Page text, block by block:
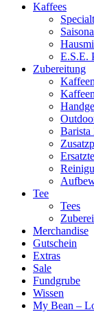
Kaffees
E.S.E.
Zubereitung
Barista
Tee
Tees
Merchandise
Gutschein
Extras
Sale
Fundgrube
Wissen
My Bean –